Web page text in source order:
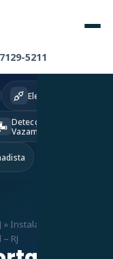
5211
Eletricista
Detecção
Vazamentos
» Instalação de
RJ